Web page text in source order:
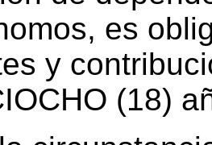
es
y
(18)